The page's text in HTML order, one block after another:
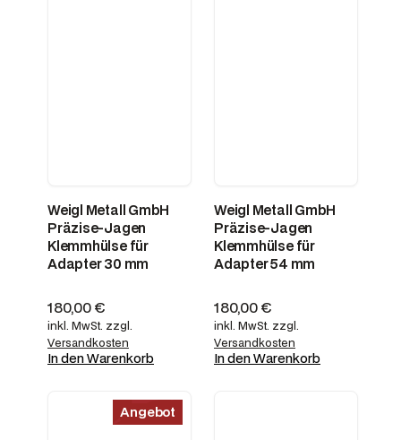
Weigl Metall GmbH
Präzise-Jagen
Klemmhülse für
Adapter 30 mm
180,00€
inkl. MwSt. zzgl.
Versandkosten
In den Warenkorb
Weigl Metall GmbH
Präzise-Jagen
Klemmhülse für
Adapter 54 mm
180,00€
inkl. MwSt. zzgl.
Versandkosten
In den Warenkorb
Angebot
r